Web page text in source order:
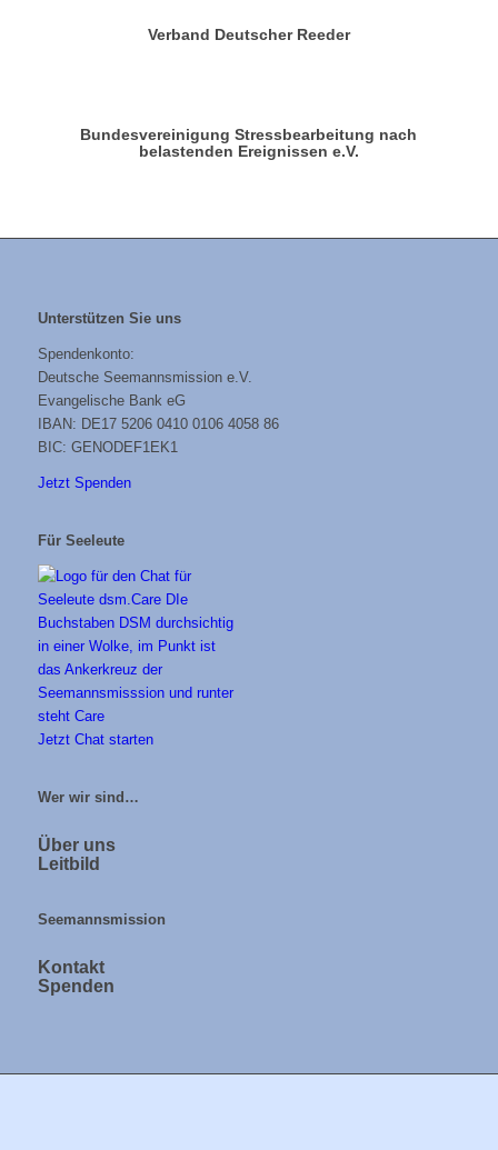
Verband Deutscher Reeder
Bundesvereinigung Stressbearbeitung nach
belastenden Ereignissen e.V.
Unterstützen Sie uns
Spendenkonto:
Deutsche Seemannsmission e.V.
Evangelische Bank eG
IBAN: DE17 5206 0410 0106 4058 86
BIC: GENODEF1EK1
Jetzt Spenden
Für Seeleute
Jetzt Chat starten
Wer wir sind…
Über uns
Leitbild
Seemannsmission
Kontakt
Spenden